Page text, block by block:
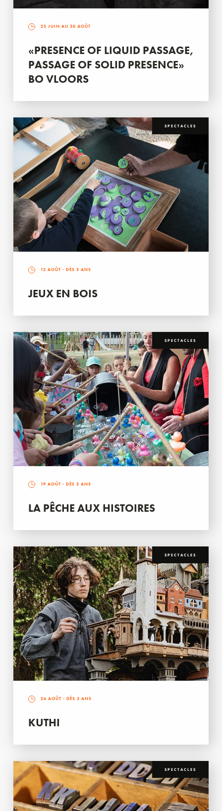
25 JUIN AU 30 AOÛT
«PRESENCE OF LIQUID PASSAGE,
PASSAGE OF SOLID PRESENCE»
BO VLOORS
SPECTACLES
12 AOÛT - DÈS 5 ANS
JEUX EN BOIS
SPECTACLES
19 AOÛT - DÈS 3 ANS
LA PÊCHE AUX HISTOIRES
SPECTACLES
26 AOÛT - DÈS 3 ANS
KUTHI
SPECTACLES